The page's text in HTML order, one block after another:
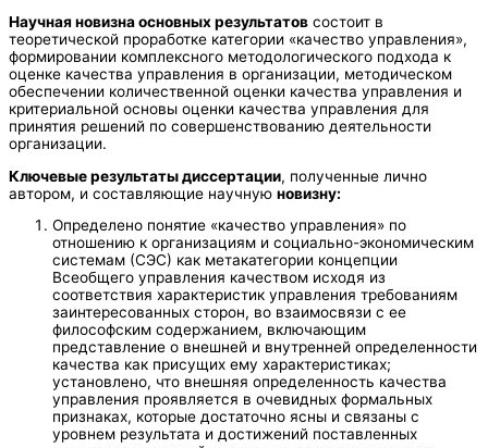
Научная новизна основных результатов состоит в
теоретической проработке категории «качество управления»,
формировании комплексного методологического подхода к
оценке качества управления в организации, методическом
обеспечении количественной оценки качества управления и
критериальной основы оценки качества управления для
принятия решений по совершенствованию деятельности
организации.
Ключевые результаты диссертации, полученные лично
автором, и составляющие научную новизну:
Определено понятие «качество управления» по
отношению к организациям и социально-экономическим
системам (СЭС) как метакатегории концепции
Всеобщего управления качеством исходя из
соответствия характеристик управления требованиям
заинтересованных сторон, во взаимосвязи с ее
философским содержанием, включающим
представление о внешней и внутренней определенности
качества как присущих ему характеристиках;
установлено, что внешняя определенность качества
управления проявляется в очевидных формальных
признаках, которые достаточно ясны и связаны с
уровнем результата и достижений поставленных